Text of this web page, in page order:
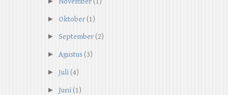
► Oktober (1)
► September (2)
► Agustus (3)
► Juli (4)
► Juni (1)